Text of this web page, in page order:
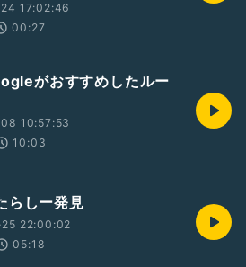
17:02:46
00:27
がおすすめしたルー
10:57:53
10:03
らしー発見
22:00:02
05:18